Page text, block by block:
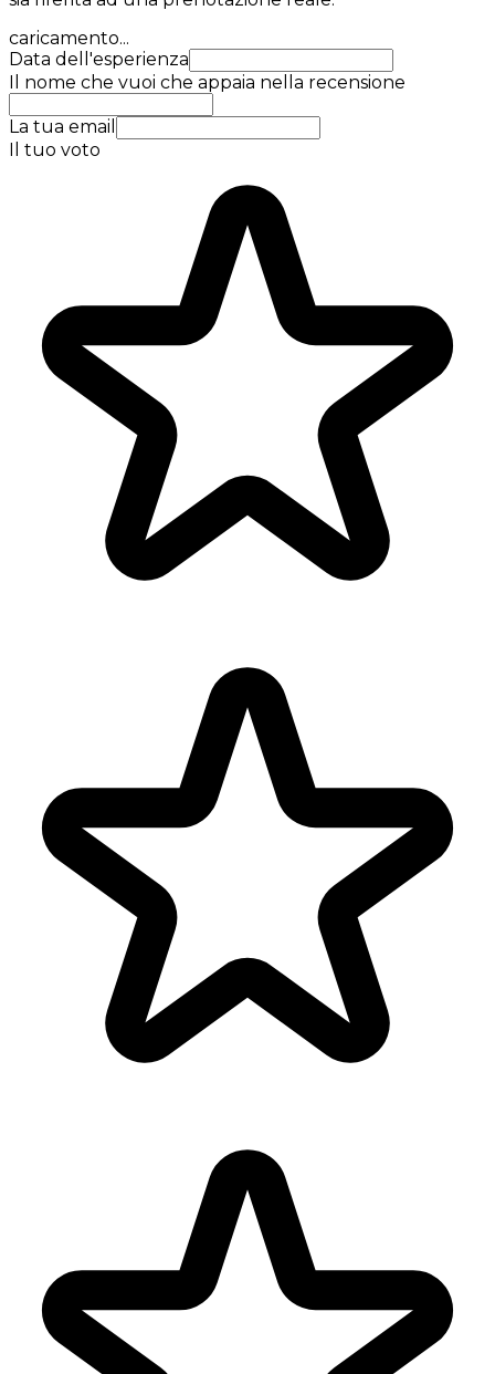
caricamento...
Data dell'esperienza
Il nome che vuoi che appaia nella recensione
La tua email
Il tuo voto